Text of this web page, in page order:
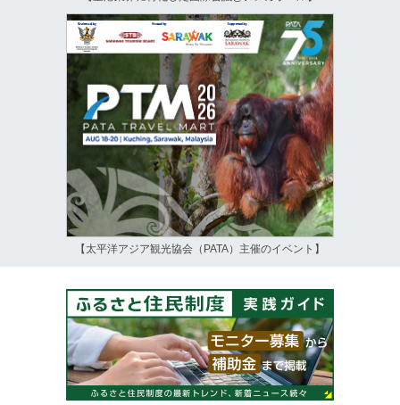
【太平洋アジア観光協会（PATA）主催のイベント】